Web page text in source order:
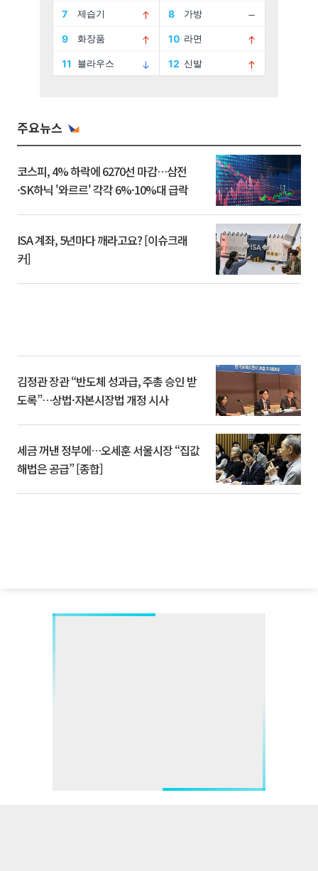
주요뉴스
코스피, 4% 하락에 6270선 마감…삼전
·SK하닉 '와르르' 각각 6%·10%대 급락
ISA 계좌, 5년마다 깨라고요? [이슈크래
커]
김정관 장관 “반도체 성과급, 주총 승인 받
도록”…상법·자본시장법 개정 시사
세금 꺼낸 정부에…오세훈 서울시장 “집값
해법은 공급” [종합]